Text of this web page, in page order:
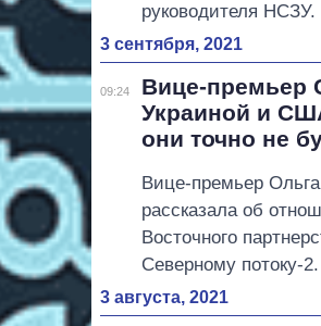
руководителя НСЗУ.
3 сентября, 2021
09:24
Вице-премьер
Украиной и
они точно не
Вице-премьер
рассказала об
Восточного
Северному потоку-2.
3 августа, 2021